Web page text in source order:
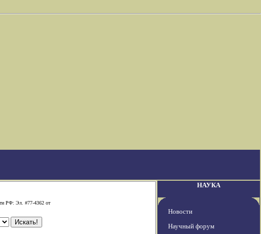
РФ: Эл. #77-4362 от
НАУКА
Новости
Научный форум